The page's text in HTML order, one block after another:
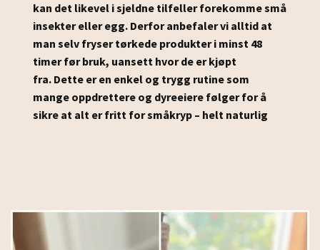
kan det likevel i sjeldne tilfeller forekomme små
insekter eller egg. Derfor anbefaler vi alltid at
man selv fryser tørkede produkter i minst 48
timer før bruk, uansett hvor de er kjøpt
fra. Dette er en enkel og trygg rutine som
mange oppdrettere og dyreeiere følger for å
sikre at alt er fritt for småkryp – helt naturlig